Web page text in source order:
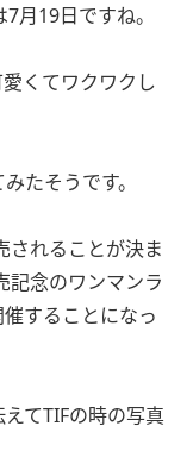
月19日ですね。
くてワクワクし
たそうです。
されることが決ま
記念のワンマンラ
することになっ
てTIFの時の写真